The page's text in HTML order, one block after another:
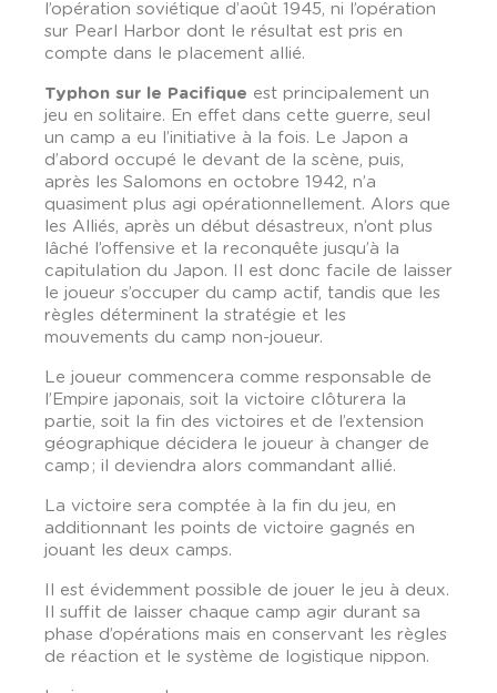
l’opération soviétique d’août 1945, ni l’opération
sur Pearl Harbor dont le résultat est pris en
compte dans le placement allié.
Typhon sur le Pacifique est principalement un
jeu en solitaire. En effet dans cette guerre, seul
un camp a eu l’initiative à la fois. Le Japon a
d’abord occupé le devant de la scène, puis,
après les Salomons en octobre 1942, n’a
quasiment plus agi opérationnellement. Alors que
les Alliés, après un début désastreux, n’ont plus
lâché l’offensive et la reconquête jusqu’à la
capitulation du Japon. Il est donc facile de laisser
le joueur s’occuper du camp actif, tandis que les
règles déterminent la stratégie et les
mouvements du camp non-joueur.
Le joueur commencera comme responsable de
l’Empire japonais, soit la victoire clôturera la
partie, soit la fin des victoires et de l’extension
géographique décidera le joueur à changer de
camp ; il deviendra alors commandant allié.
La victoire sera comptée à la fin du jeu, en
additionnant les points de victoire gagnés en
jouant les deux camps.
Il est évidemment possible de jouer le jeu à deux.
Il suffit de laisser chaque camp agir durant sa
phase d’opérations mais en conservant les règles
de réaction et le système de logistique nippon.